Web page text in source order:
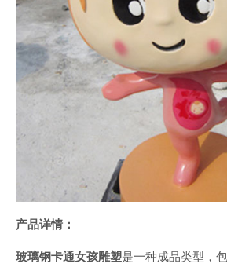
产品详情：
玻璃钢卡通女孩雕塑是一种成品类型，